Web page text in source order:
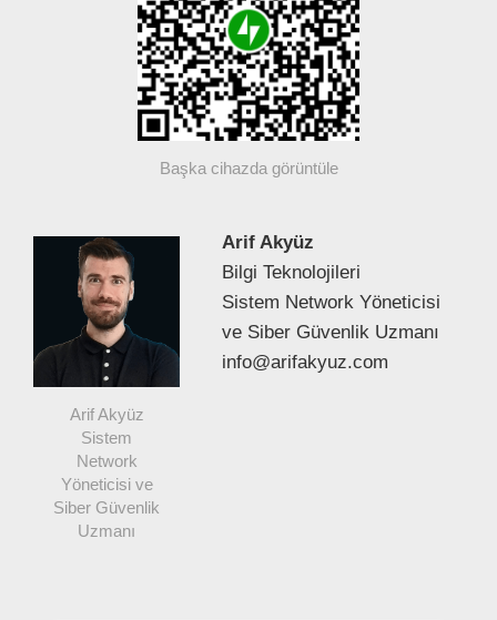
Başka cihazda görüntüle
Arif Akyüz
Sistem
Network
Yöneticisi ve
Siber Güvenlik
Uzmanı
Arif Akyüz
Bilgi Teknolojileri
Sistem Network Yöneticisi
ve Siber Güvenlik Uzmanı
info@arifakyuz.com